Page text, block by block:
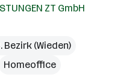
ZT GmbH
Bezirk (Wieden)
Homeoffice